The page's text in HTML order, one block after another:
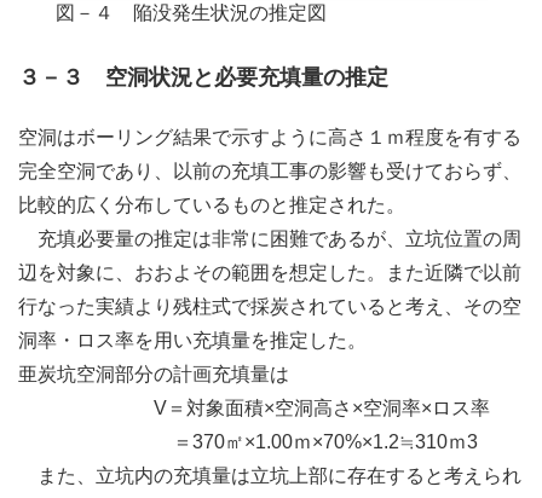
図－４ 陥没発生状況の推定図
３－３ 空洞状況と必要充填量の推定
空洞はボーリング結果で示すように高さ１ｍ程度を有する
完全空洞であり、以前の充填工事の影響も受けておらず、
比較的広く分布しているものと推定された。
充填必要量の推定は非常に困難であるが、立坑位置の周
辺を対象に、おおよその範囲を想定した。また近隣で以前
行なった実績より残柱式で採炭されていると考え、その空
洞率・ロス率を用い充填量を推定した。
亜炭坑空洞部分の計画充填量は
V＝対象面積×空洞高さ×空洞率×ロス率
＝370㎡×1.00ｍ×70%×1.2≒310ｍ3
また、立坑内の充填量は立坑上部に存在すると考えられ